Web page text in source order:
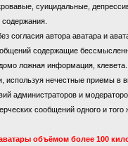
суицидальные,
согласия автора аватара и
содержащие
ложная информация, клевета.
используя нечестные приемы в
администраторов и
сообщений одного и того
объёмом более 100